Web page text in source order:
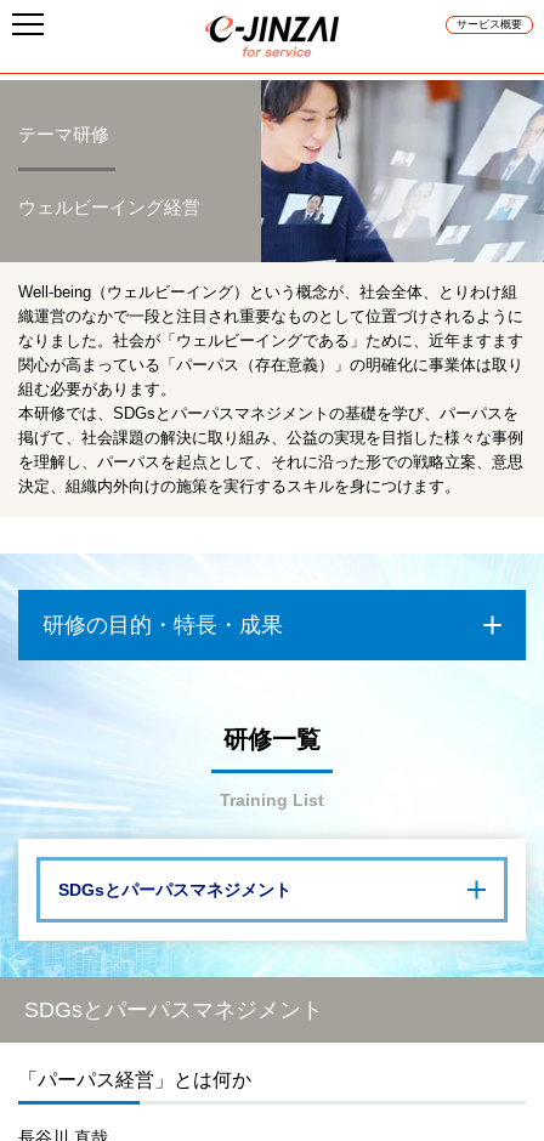
サービス概要
テーマ研修
ウェルビーイング経営
Well-being（ウェルビーイング）という概念が、社会全体、とりわけ組
織運営のなかで一段と注目され重要なものとして位置づけされるように
なりました。社会が「ウェルビーイングである」ために、近年ますます
関心が高まっている「パーパス（存在意義）」の明確化に事業体は取り
組む必要があります。
本研修では、SDGsとパーパスマネジメントの基礎を学び、パーパスを
掲げて、社会課題の解決に取り組み、公益の実現を目指した様々な事例
を理解し、パーパスを起点として、それに沿った形での戦略立案、意思
決定、組織内外向けの施策を実行するスキルを身につけます。
研修の目的・特長・成果
パーパス（社会における存在意義）経営の本質や社会から選ば
パーパス経営を実践し、過去に成功を収めた日本の先行事例が
あれば、その内容を詳しく教えてほしい
社会がウェルビーイングであるために重要であるSDGsや脱炭
素と絡めて、パーパス経営の手法を解説してほしい
研修一覧
Training List
SDGsとパーパスマネジメント
日本企業の歴史から学ぶ「パーパス経営」（PART 1）
日本企業の歴史から学ぶ「パーパス経営」（PART 2）
日本企業の歴史から学ぶ「パーパス経営」（PART 3）
「社会から選ばれる企業」を目指して
SDGsとパーパスマネジメント
「パーパス経営」とは何か